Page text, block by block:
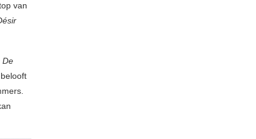
van
De